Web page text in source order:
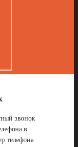
звонок
в
телефона